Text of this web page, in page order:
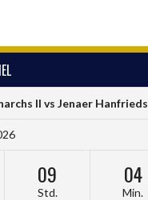
II vs Jenaer Hanfrieds
09
Std.
04
Min.